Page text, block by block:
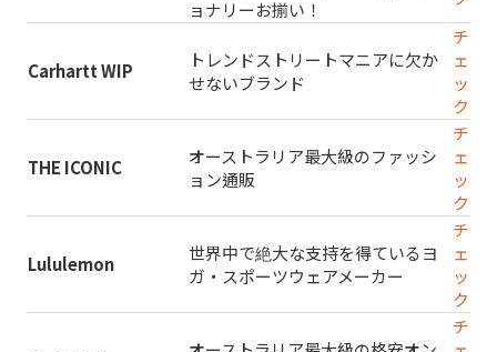
ョナリーお揃い！
Carhartt WIP
トレンドストリートマニアに欠か
せないブランド
チ
ェ
ッ
ク
THE ICONIC
オーストラリア最大級のファッシ
ョン通販
チ
ェ
ッ
ク
Lululemon
世界中で絶大な支持を得ているヨ
ガ・スポーツウェアメーカー
チ
ェ
ッ
ク
チ